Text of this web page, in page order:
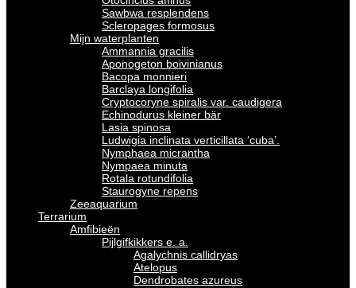
Sawbwa resplendens
Scleropages formosus
Mijn waterplanten
Ammannia gracilis
Aponogeton boivinianus
Bacopa monnieri
Barclaya longifolia
Cryptocoryne spiralis var. caudigera
Echinodurus kleiner bär
Lasia spinosa
Ludwigia inclinata verticillata ‘cuba’.
Nymphaea micrantha
Nympaea minuta
Rotala rotundifolia
Staurogyne repens
Zeeaquarium
Terrarium
Amfibieën
Pijlgifkikkers e. a.
Agalychnis callidryas
Atelopus
Dendrobates azureus